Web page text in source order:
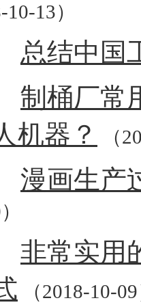
10-13）
总结中国
制桶厂常
机器？
（
漫画生产
非常实用
（2018-10-